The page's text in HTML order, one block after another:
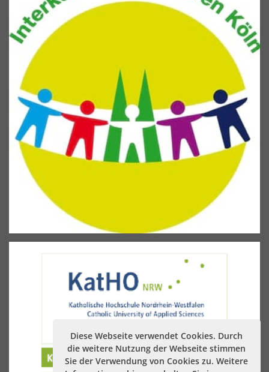
Diese Webseite verwendet Cookies. Durch
die weitere Nutzung der Webseite stimmen
Sie der Verwendung von Cookies zu. Weitere